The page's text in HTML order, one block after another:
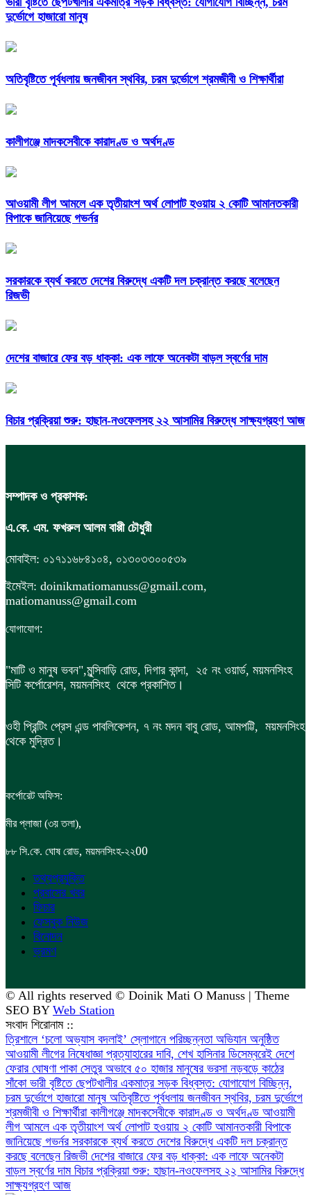
দুর্ভোগে হাজারো মানুষ
অতিবৃষ্টিতে পূর্বধলায় জনজীবন স্থবির, চরম দুর্ভোগে শ্রমজীবী ও শিক্ষার্থীরা
কালীগঞ্জে মাদকসেবীকে কারাদণ্ড ও অর্থদণ্ড
আওয়ামী লীগ আমলে এক তৃতীয়াংশ অর্থ লোপাট হওয়ায় ২ কোটি আমানতকারী
বিপাকে জানিয়েছে গভর্নর
সরকারকে ব্যর্থ করতে দেশের বিরুদ্ধে একটি দল চক্রান্ত করছে বলেছেন
রিজভী
দেশের বাজারে ফের বড় ধাক্কা: এক লাফে অনেকটা বাড়ল স্বর্ণের দাম
বিচার প্রক্রিয়া শুরু: হাছান-নওফেলসহ ২২ আসামির বিরুদ্ধে সাক্ষ্যগ্রহণ আজ
সম্পাদক ও প্রকাশক:
এ.কে. এম. ফখরুল আলম বাপ্পী চৌধুরী
মোবাইল: ০১৭১১৬৮৪১০৪, ০১৩০৩৩০০৫৩৯
ইমেইল: doinikmatiomanuss@gmail.com,
matiomanuss@gmail.com
যোগাযোগ:
"মাটি ও মানুষ ভবন",মুন্সিবাড়ি রোড, দিগার কান্দা, ২৫ নং ওয়ার্ড, ময়মনসিংহ
সিটি কর্পোরেশন, ময়মনসিংহ থেকে প্রকাশিত।
ওহী প্রিন্টিং প্রেস এন্ড পাবলিকেশন, ৭ নং মদন বাবু রোড, আমপট্টি, ময়মনসিংহ
থেকে মুদ্রিত।
কর্পোরেট অফিস:
মীর প্লাজা (৩য় তলা),
৮৮ সি.কে. ঘোষ রোড, ময়মনসিংহ-২২00
তথ্যপ্রযুক্তি
প্রবাসের খবর
ফিচার
ফেসবুক নিউজ
বিনোদন
ভ্রমণ
© All rights reserved © Doinik Mati O Manuss | Theme
SEO BY Web Station
সংবাদ শিরোনাম ::
‎ত্রিশালে ‘চলো অভ্যাস বদলাই’ স্লোগানে পরিচ্ছন্নতা অভিযান অনুষ্ঠিত
আওয়ামী লীগের নিষেধাজ্ঞা প্রত্যাহারের দাবি, শেখ হাসিনার ডিসেম্বরেই দেশে
ফেরার ঘোষণা পাকা সেতুর অভাবে ৫০ হাজার মানুষের ভরসা নড়বড়ে কাঠের
সাঁকো ভারী বৃষ্টিতে ছেপটখালীর একমাত্র সড়ক বিধ্বস্ত: যোগাযোগ বিচ্ছিন্ন,
চরম দুর্ভোগে হাজারো মানুষ অতিবৃষ্টিতে পূর্বধলায় জনজীবন স্থবির, চরম দুর্ভোগে
শ্রমজীবী ও শিক্ষার্থীরা কালীগঞ্জে মাদকসেবীকে কারাদণ্ড ও অর্থদণ্ড আওয়ামী
লীগ আমলে এক তৃতীয়াংশ অর্থ লোপাট হওয়ায় ২ কোটি আমানতকারী বিপাকে
জানিয়েছে গভর্নর সরকারকে ব্যর্থ করতে দেশের বিরুদ্ধে একটি দল চক্রান্ত
করছে বলেছেন রিজভী দেশের বাজারে ফের বড় ধাক্কা: এক লাফে অনেকটা
বাড়ল স্বর্ণের দাম বিচার প্রক্রিয়া শুরু: হাছান-নওফেলসহ ২২ আসামির বিরুদ্ধে
সাক্ষ্যগ্রহণ আজ